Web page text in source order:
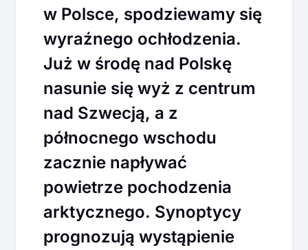
w Polsce, spodziewamy się
wyraźnego ochłodzenia.
Już w środę nad Polskę
nasunie się wyż z centrum
nad Szwecją, a z
północnego wschodu
zacznie napływać
powietrze pochodzenia
arktycznego. Synoptycy
prognozują wystąpienie